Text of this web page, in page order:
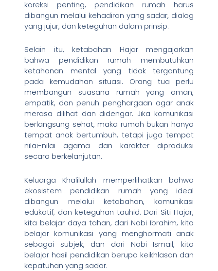
koreksi penting, pendidikan rumah harus
dibangun melalui kehadiran yang sadar, dialog
yang jujur, dan keteguhan dalam prinsip.
Selain itu, ketabahan Hajar mengajarkan
bahwa pendidikan rumah membutuhkan
ketahanan mental yang tidak tergantung
pada kemudahan situasi. Orang tua perlu
membangun suasana rumah yang aman,
empatik, dan penuh penghargaan agar anak
merasa dilihat dan didengar. Jika komunikasi
berlangsung sehat, maka rumah bukan hanya
tempat anak bertumbuh, tetapi juga tempat
nilai-nilai agama dan karakter diproduksi
secara berkelanjutan.
Keluarga Khalilullah memperlihatkan bahwa
ekosistem pendidikan rumah yang ideal
dibangun melalui ketabahan, komunikasi
edukatif, dan keteguhan tauhid. Dari Siti Hajar,
kita belajar daya tahan, dari Nabi Ibrahim, kita
belajar komunikasi yang menghormati anak
sebagai subjek, dan dari Nabi Ismail, kita
belajar hasil pendidikan berupa keikhlasan dan
kepatuhan yang sadar.